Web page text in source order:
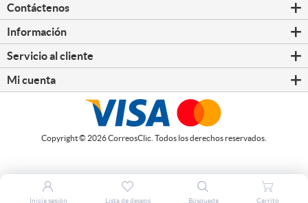
Contáctenos
Información
Servicio al cliente
Mi cuenta
Copyright © 2026 CorreosClic. Todos los derechos reservados.
Inicia sesión Lista de deseos Búsqueda Carrito